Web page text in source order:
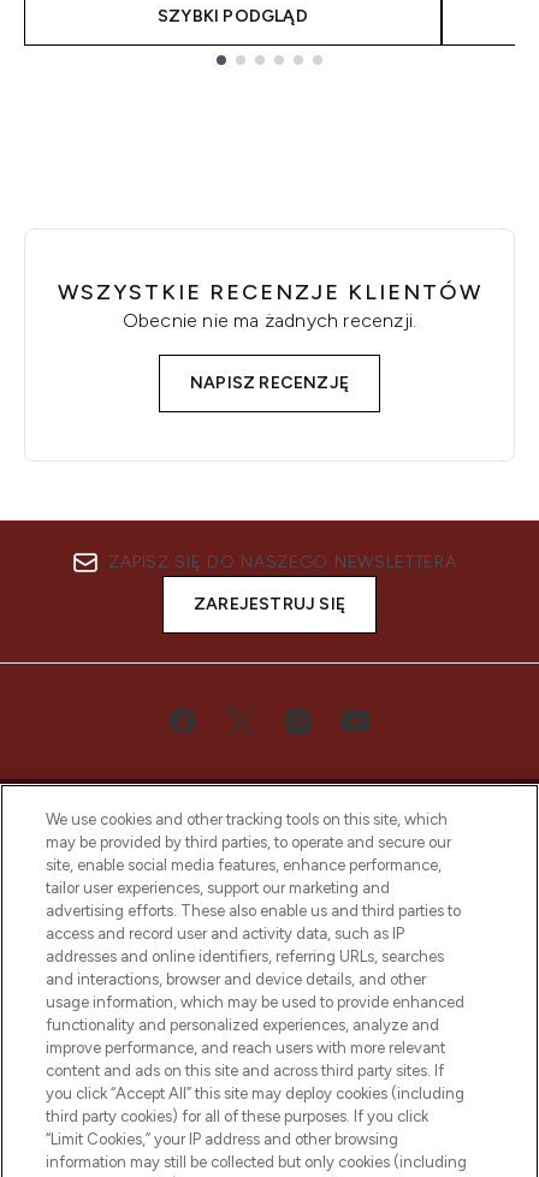
SZYBKI PODGLĄD
WSZYSTKIE RECENZJE KLIENTÓW
Obecnie nie ma żadnych recenzji.
NAPISZ RECENZJĘ
ZAPISZ SIĘ DO NASZEGO NEWSLETTERA
ZAREJESTRUJ SIĘ
Bądź pierwszą osobą, która dowie się o
najnowszych produktach, od niszowych i
uznanych marek, sezonowych trendach i
otrzyma ekskluzywne artykuły redakcyjne
z Sunday Supplement.
Zgoda na pliki cookie
Do Not Sell or Share My Personal
Information
POMOC & INFORMACJE
We use cookies and other tracking tools on this site, which
may be provided by third parties, to operate and secure our
site, enable social media features, enhance performance,
tailor user experiences, support our marketing and
advertising efforts. These also enable us and third parties to
access and record user and activity data, such as IP
addresses and online identifiers, referring URLs, searches
and interactions, browser and device details, and other
usage information, which may be used to provide enhanced
functionality and personalized experiences, analyze and
improve performance, and reach users with more relevant
content and ads on this site and across third party sites. If
you click “Accept All” this site may deploy cookies (including
third party cookies) for all of these purposes. If you click
“Limit Cookies,” your IP address and other browsing
information may still be collected but only cookies (including